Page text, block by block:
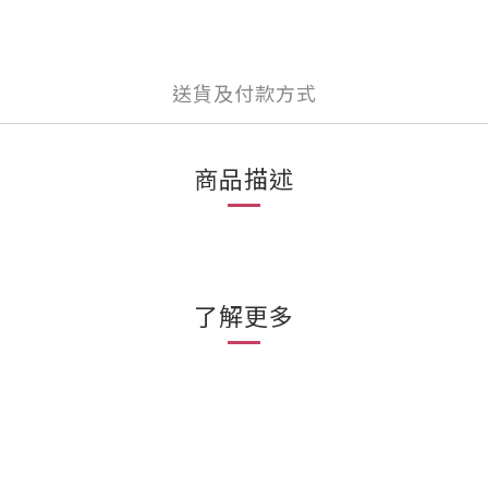
送貨及付款方式
商品描述
了解更多